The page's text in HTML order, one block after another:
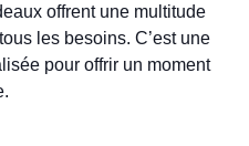
offrent une multitude
les besoins. C’est une
pour offrir un moment